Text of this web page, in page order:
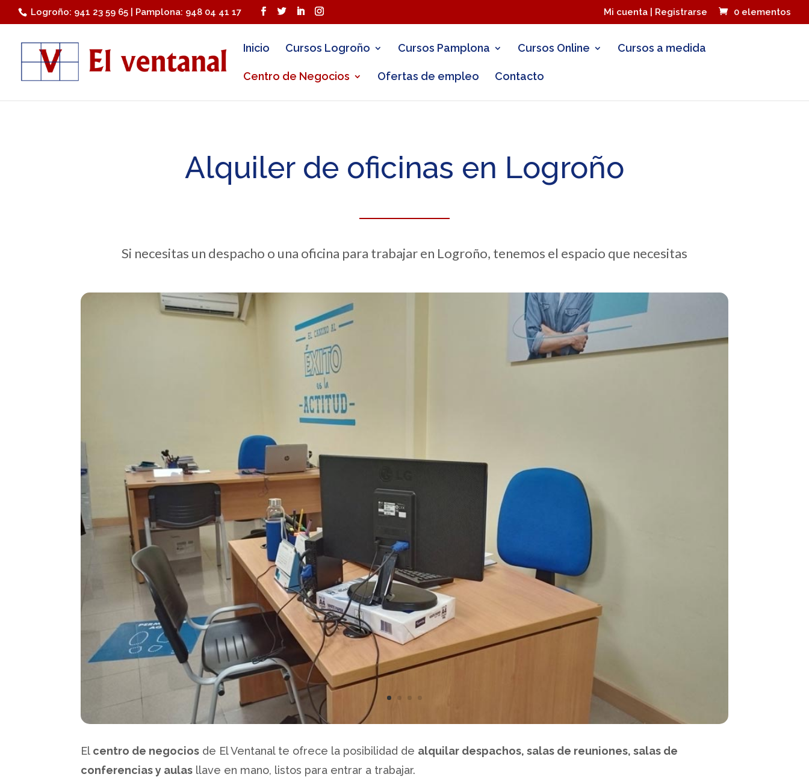
Logroño: 941 23 59 65 | Pamplona: 948 04 41 17 Mi cuenta | Registrarse 0 elementos
Inicio Cursos Logroño Cursos Pamplona Cursos Online Cursos a medida
Centro de Negocios Ofertas de empleo Contacto
Alquiler de oficinas en Logroño
Si necesitas un despacho o una oficina para trabajar en Logroño, tenemos el espacio que necesitas
El centro de negocios de El Ventanal te ofrece la posibilidad de alquilar despachos, salas de reuniones, salas de
conferencias y aulas llave en mano, listos para entrar a trabajar.